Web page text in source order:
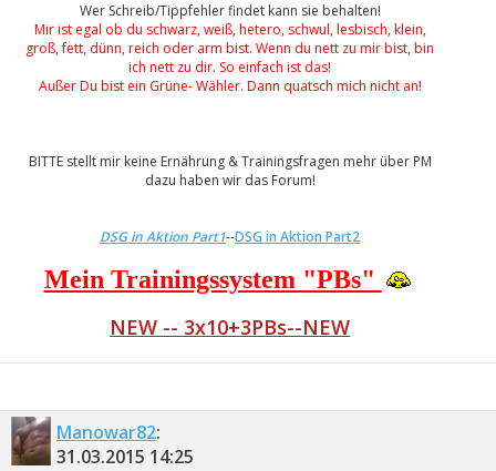
Wer Schreib/Tippfehler findet kann sie behalten!
Mir ist egal ob du schwarz, weiß, hetero, schwul, lesbisch, klein,
groß, fett, dünn, reich oder arm bist. Wenn du nett zu mir bist, bin
ich nett zu dir. So einfach ist das!
Außer Du bist ein Grüne- Wähler. Dann quatsch mich nicht an!
BITTE stellt mir keine Ernährung & Trainingsfragen mehr über PM
dazu haben wir das Forum!
DSG in Aktion Part1--DSG in Aktion Part2
Mein Trainingssystem "PBs"
NEW -- 3x10+3PBs--NEW
Manowar82:
31.03.2015 14:25